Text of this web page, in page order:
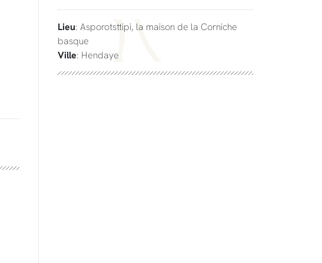
Lieu: Asporotsttipi, la maison de la Corniche
basque
Ville: Hendaye